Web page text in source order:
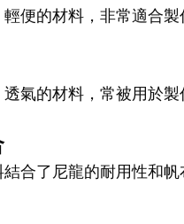
輕便的材料，非常適合
氣的材料，常被用於
合了尼龍的耐用性和